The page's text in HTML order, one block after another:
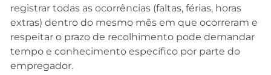
registrar todas as ocorrências (faltas, férias, horas
extras) dentro do mesmo mês em que ocorreram e
respeitar o prazo de recolhimento pode demandar
tempo e conhecimento específico por parte do
empregador.